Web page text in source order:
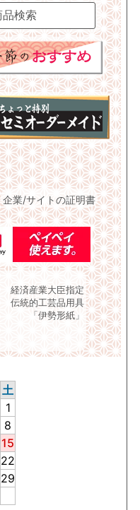
企業/サイトの証明書
経済産業大臣指定
伝統的工芸品用具
「伊勢形紙」
土
1
8
15
22
29